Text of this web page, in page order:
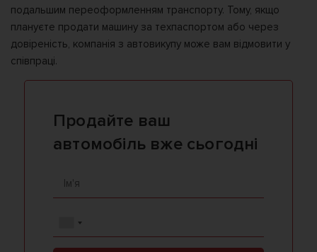
подальшим переоформленням транспорту. Тому, якщо
плануєте продати машину за техпаспортом або через
довіреність, компанія з автовикупу може вам відмовити у
співпраці.
Продайте ваш
автомобіль вже сьогодні